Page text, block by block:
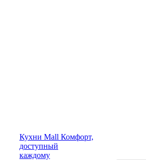
Кухни Mall Комфорт,
доступный
каждому